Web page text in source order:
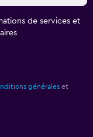
de services et
générales et